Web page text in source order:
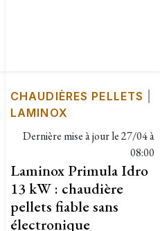
CHAUDIÈRES PELLETS
LAMINOX
Dernière mise à jour le27/04 à
08:00
Laminox Primula Idro
13 kW : chaudière
pellets fiable sans
électronique